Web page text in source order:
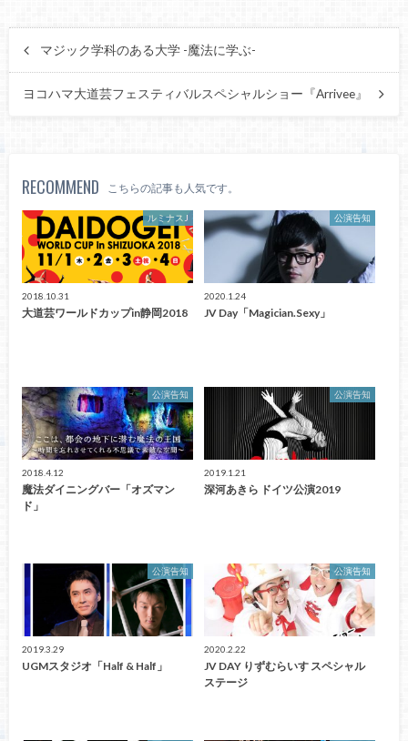
マジック学科のある大学 -魔法に学ぶ-
ヨコハマ大道芸フェスティバルスペシャルショー『Arrivee』
RECOMMEND こちらの記事も人気です。
ルミナスJ
2018.10.31
大道芸ワールドカップin静岡2018
公演告知
2020.1.24
JV Day「Magician.Sexy」
公演告知
2018.4.12
魔法ダイニングバー「オズマン
ド」
公演告知
2019.1.21
深河あきら ドイツ公演2019
公演告知
2019.3.29
UGMスタジオ「Half & Half」
公演告知
2020.2.22
JV DAY りずむらいす スペシャル
ステージ